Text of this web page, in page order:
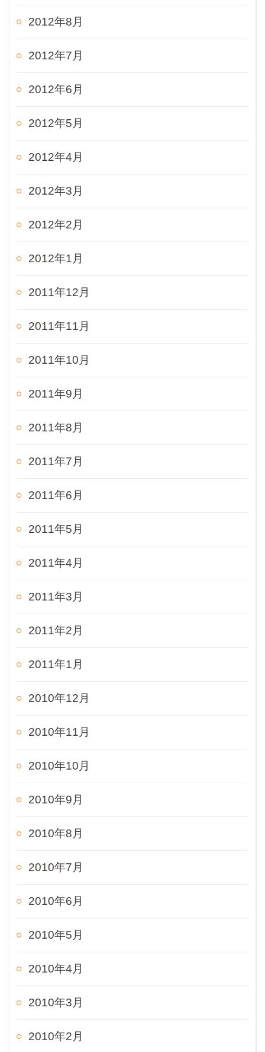
2012年8月
2012年7月
2012年6月
2012年5月
2012年4月
2012年3月
2012年2月
2012年1月
2011年12月
2011年11月
2011年10月
2011年9月
2011年8月
2011年7月
2011年6月
2011年5月
2011年4月
2011年3月
2011年2月
2011年1月
2010年12月
2010年11月
2010年10月
2010年9月
2010年8月
2010年7月
2010年6月
2010年5月
2010年4月
2010年3月
2010年2月